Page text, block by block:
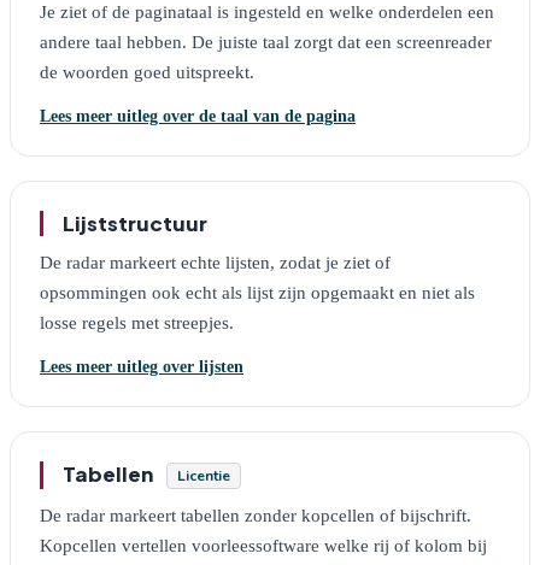
Je ziet of de paginataal is ingesteld en welke onderdelen een
andere taal hebben. De juiste taal zorgt dat een screenreader
de woorden goed uitspreekt.
Lees meer uitleg over de taal van de pagina
Lijststructuur
De radar markeert echte lijsten, zodat je ziet of
opsommingen ook echt als lijst zijn opgemaakt en niet als
losse regels met streepjes.
Lees meer uitleg over lijsten
Tabellen Licentie
De radar markeert tabellen zonder kopcellen of bijschrift.
Kopcellen vertellen voorleessoftware welke rij of kolom bij